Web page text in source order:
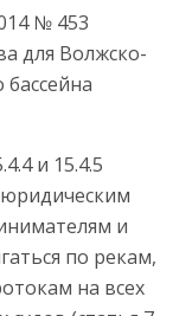
№ 453
для Волжско-
и 15.4.5
и
по рекам,
на всех